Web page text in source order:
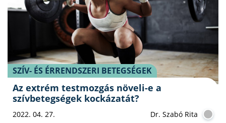
SZÍV- ÉS ÉRRENDSZERI BETEGSÉGEK
Az extrém testmozgás növeli-e a
szívbetegségek kockázatát?
2022. 04. 27. Dr. Szabó Rita